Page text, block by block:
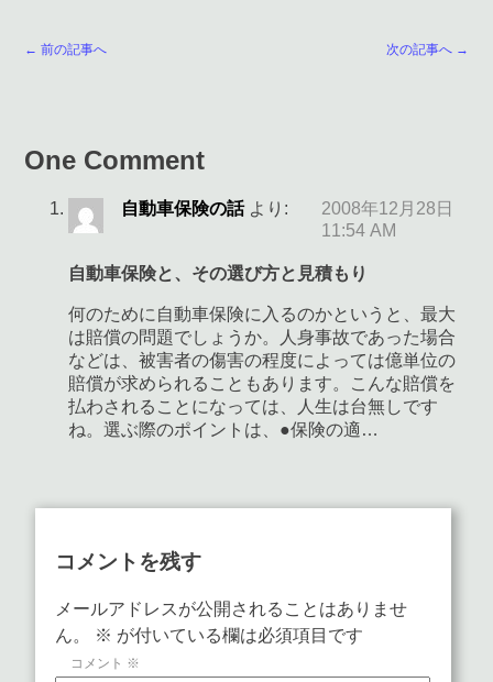
← 前の記事へ 次の記事へ →
One Comment
自動車保険の話 より:
2008年12月28日
11:54 AM
自動車保険と、その選び方と見積もり
何のために自動車保険に入るのかというと、最大
は賠償の問題でしょうか。人身事故であった場合
などは、被害者の傷害の程度によっては億単位の
賠償が求められることもあります。こんな賠償を
払わされることになっては、人生は台無しです
ね。選ぶ際のポイントは、●保険の適…
コメントを残す
メールアドレスが公開されることはありませ
ん。
※ が付いている欄は必須項目です
コメント ※